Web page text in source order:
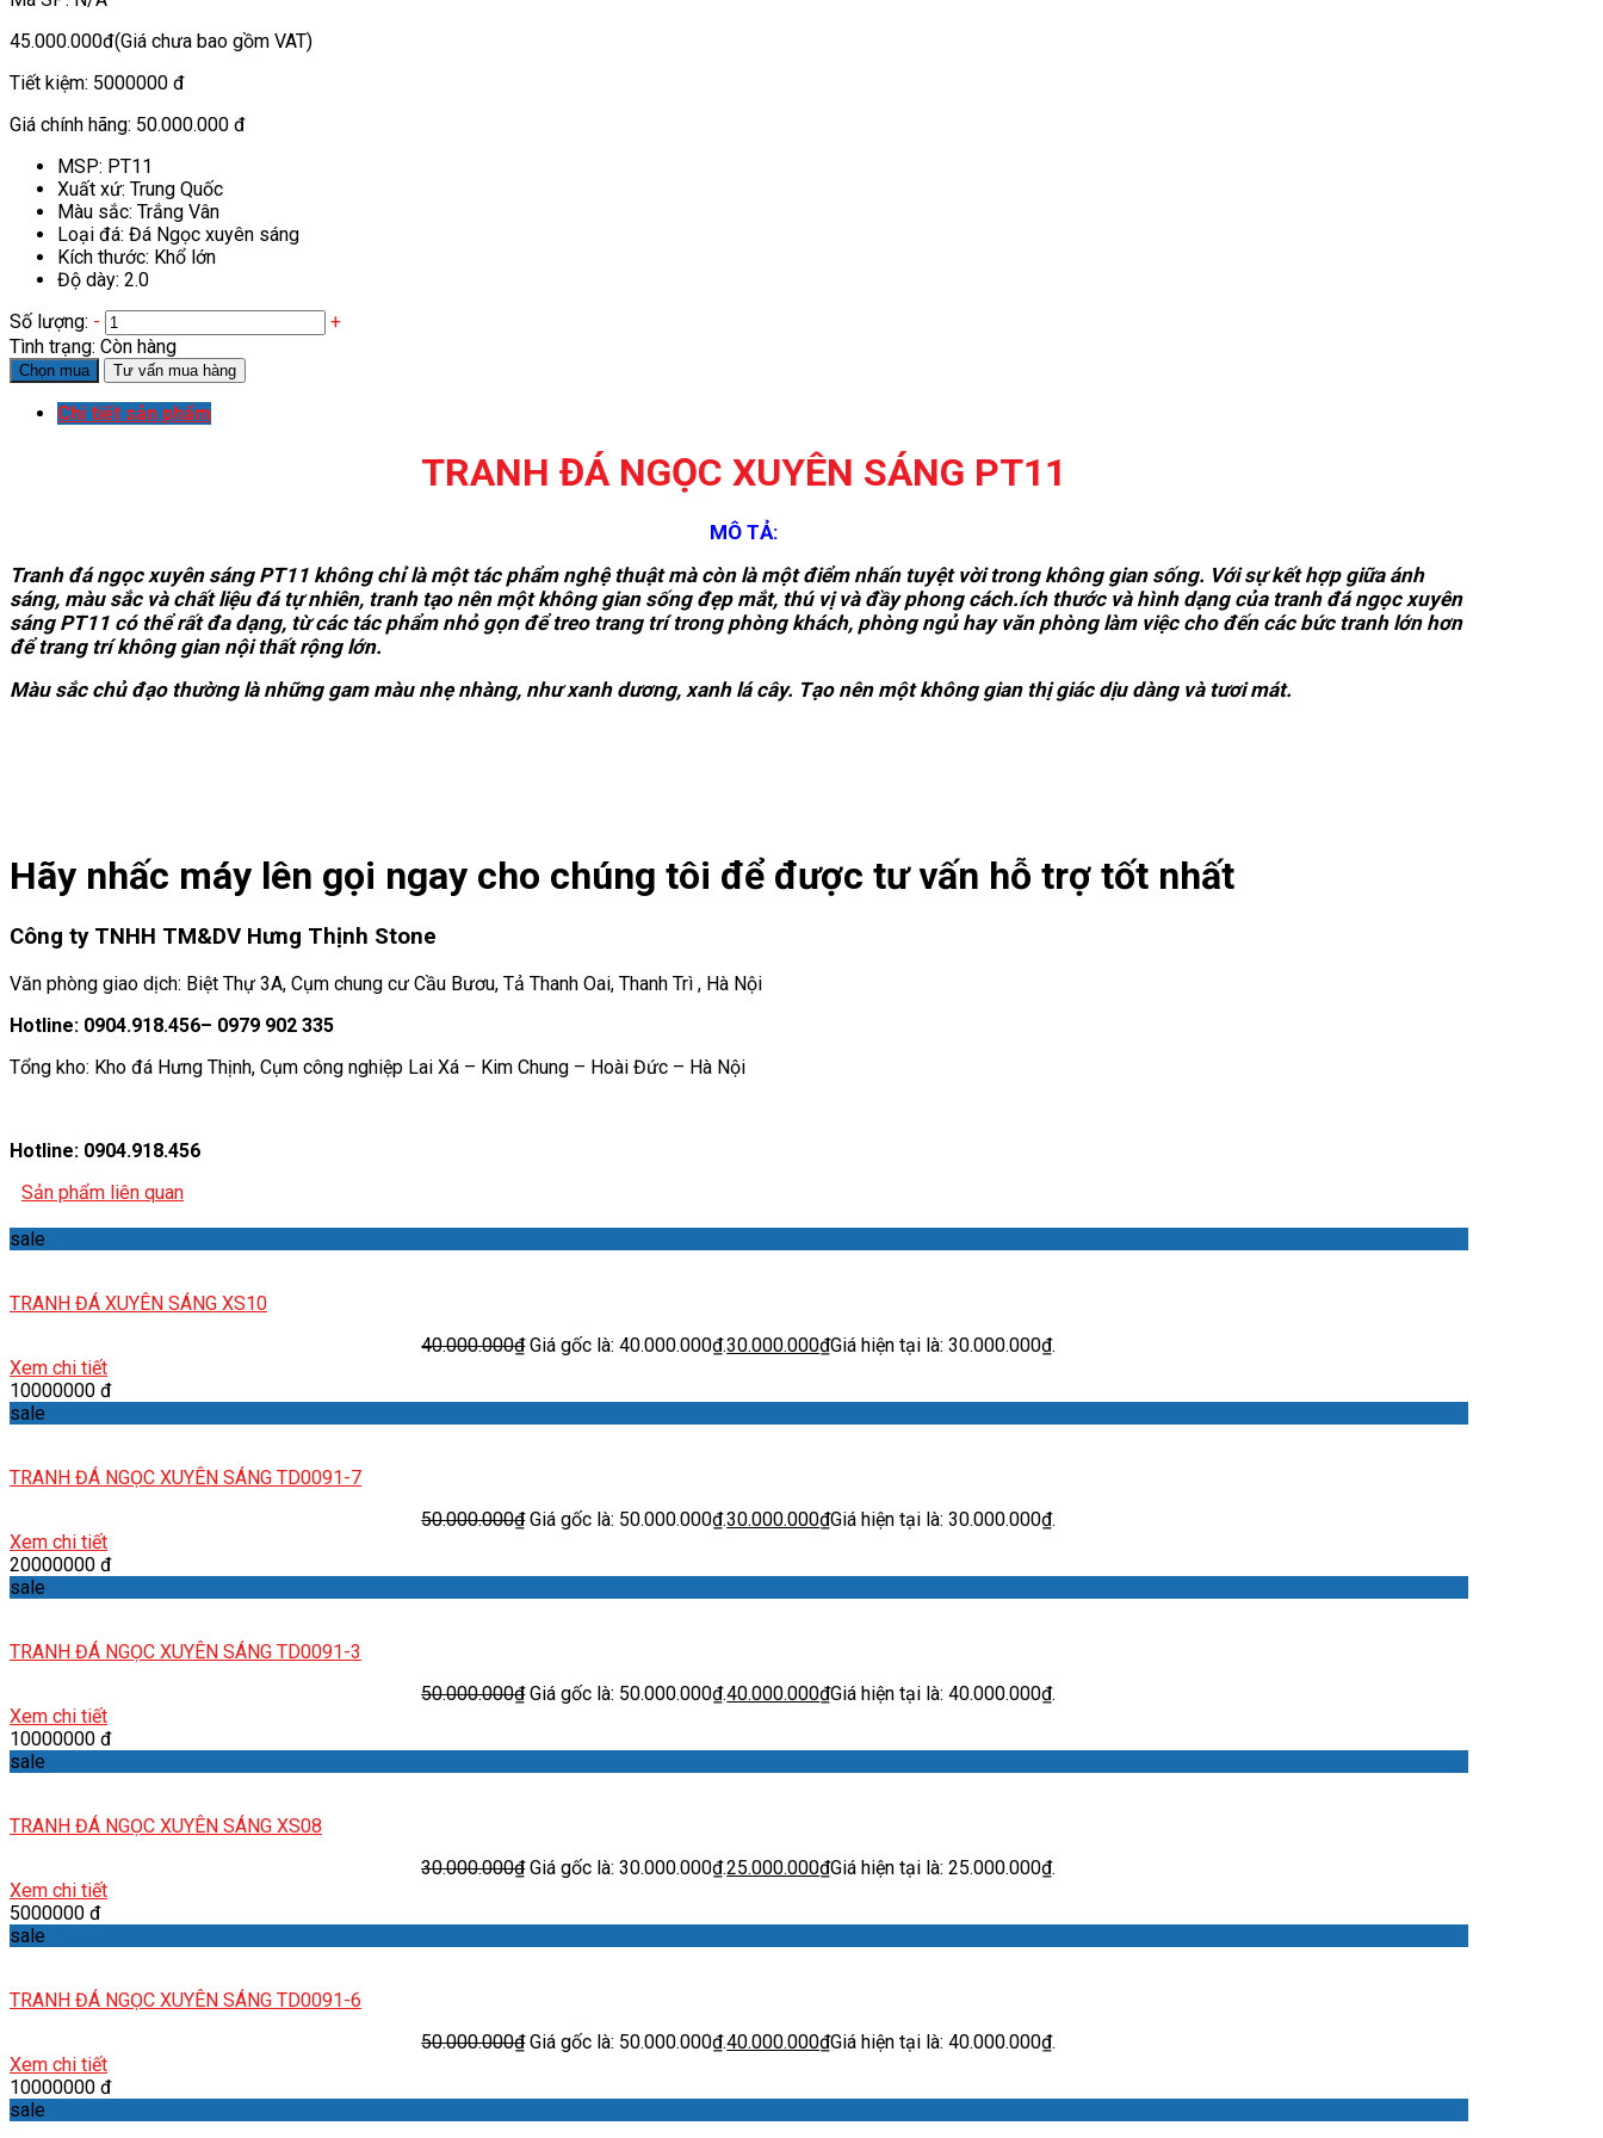
45.000.000đ(Giá chưa bao gồm VAT)
Tiết kiệm: 5000000 đ
Giá chính hãng: 50.000.000 đ
MSP: PT11
Xuất xứ: Trung Quốc
Màu sắc: Trắng Vân
Loại đá: Đá Ngọc xuyên sáng
Kích thước: Khổ lớn
Độ dày: 2.0
Số lượng: -
+
Tình trạng: Còn hàng
Chọn mua Tư vấn mua hàng
Chi tiết sản phẩm
TRANH ĐÁ NGỌC XUYÊN SÁNG PT11
MÔ TẢ:
Tranh đá ngọc xuyên sáng PT11 không chỉ là một tác phẩm nghệ thuật mà còn là một điểm nhấn tuyệt vời trong không gian sống. Với sự kết hợp giữa ánh
sáng, màu sắc và chất liệu đá tự nhiên, tranh tạo nên một không gian sống đẹp mắt, thú vị và đầy phong cách.ích thước và hình dạng của tranh đá ngọc xuyên
sáng PT11 có thể rất đa dạng, từ các tác phẩm nhỏ gọn để treo trang trí trong phòng khách, phòng ngủ hay văn phòng làm việc cho đến các bức tranh lớn hơn
để trang trí không gian nội thất rộng lớn.
Màu sắc chủ đạo thường là những gam màu nhẹ nhàng, như xanh dương, xanh lá cây. Tạo nên một không gian thị giác dịu dàng và tươi mát.
Hãy nhấc máy lên gọi ngay cho chúng tôi để được tư vấn hỗ trợ tốt nhất
Công ty TNHH TM&DV Hưng Thịnh Stone
Văn phòng giao dịch: Biệt Thự 3A, Cụm chung cư Cầu Bươu, Tả Thanh Oai, Thanh Trì , Hà Nội
Hotline: 0904.918.456– 0979 902 335
Tổng kho: Kho đá Hưng Thịnh, Cụm công nghiệp Lai Xá – Kim Chung – Hoài Đức – Hà Nội
Hotline: 0904.918.456
Sản phẩm liên quan
sale
TRANH ĐÁ XUYÊN SÁNG XS10
40.000.000₫ Giá gốc là: 40.000.000₫.30.000.000₫Giá hiện tại là: 30.000.000₫.
Xem chi tiết
10000000 đ
sale
TRANH ĐÁ NGỌC XUYÊN SÁNG TD0091-7
50.000.000₫ Giá gốc là: 50.000.000₫.30.000.000₫Giá hiện tại là: 30.000.000₫.
Xem chi tiết
20000000 đ
sale
TRANH ĐÁ NGỌC XUYÊN SÁNG TD0091-3
50.000.000₫ Giá gốc là: 50.000.000₫.40.000.000₫Giá hiện tại là: 40.000.000₫.
Xem chi tiết
10000000 đ
sale
TRANH ĐÁ NGỌC XUYÊN SÁNG XS08
30.000.000₫ Giá gốc là: 30.000.000₫.25.000.000₫Giá hiện tại là: 25.000.000₫.
Xem chi tiết
5000000 đ
sale
TRANH ĐÁ NGỌC XUYÊN SÁNG TD0091-6
50.000.000₫ Giá gốc là: 50.000.000₫.40.000.000₫Giá hiện tại là: 40.000.000₫.
Xem chi tiết
10000000 đ
sale